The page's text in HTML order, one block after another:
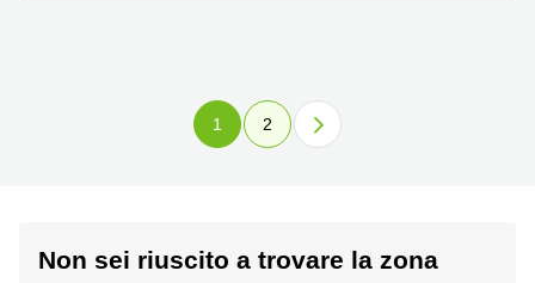
1 2
Non sei riuscito a trovare la zona